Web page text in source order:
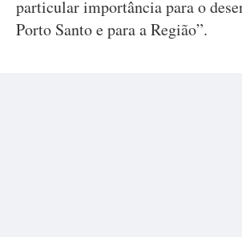
particular importância para o
Porto Santo e para a Região”.